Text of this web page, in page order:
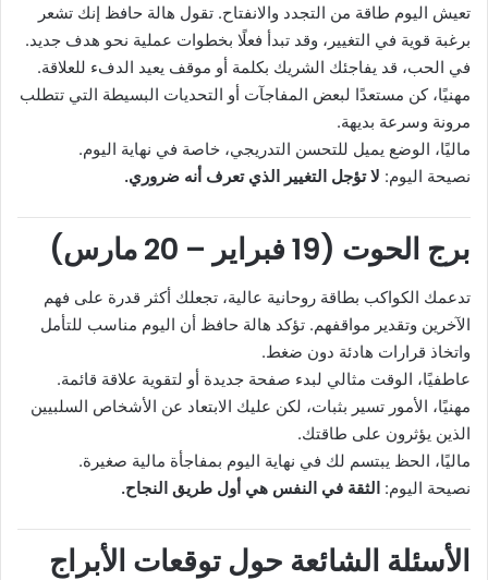
تعيش اليوم طاقة من التجدد والانفتاح. تقول هالة حافظ إنك تشعر
برغبة قوية في التغيير، وقد تبدأ فعلًا بخطوات عملية نحو هدف جديد.
في الحب، قد يفاجئك الشريك بكلمة أو موقف يعيد الدفء للعلاقة.
مهنيًا، كن مستعدًا لبعض المفاجآت أو التحديات البسيطة التي تتطلب
مرونة وسرعة بديهة.
ماليًا، الوضع يميل للتحسن التدريجي، خاصة في نهاية اليوم.
نصيحة اليوم: لا تؤجل التغيير الذي تعرف أنه ضروري.
برج الحوت (19 فبراير – 20 مارس)
تدعمك الكواكب بطاقة روحانية عالية، تجعلك أكثر قدرة على فهم
الآخرين وتقدير مواقفهم. تؤكد هالة حافظ أن اليوم مناسب للتأمل
واتخاذ قرارات هادئة دون ضغط.
عاطفيًا، الوقت مثالي لبدء صفحة جديدة أو لتقوية علاقة قائمة.
مهنيًا، الأمور تسير بثبات، لكن عليك الابتعاد عن الأشخاص السلبيين
الذين يؤثرون على طاقتك.
ماليًا، الحظ يبتسم لك في نهاية اليوم بمفاجأة مالية صغيرة.
نصيحة اليوم: الثقة في النفس هي أول طريق النجاح.
الأسئلة الشائعة حول توقعات الأبراج